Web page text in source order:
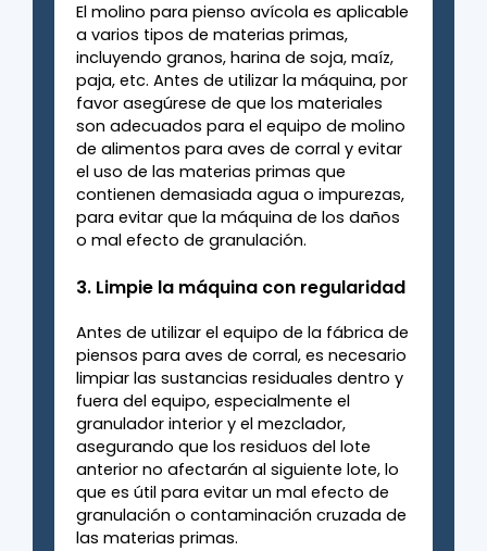
El molino para pienso avícola es aplicable
a varios tipos de materias primas,
incluyendo granos, harina de soja, maíz,
paja, etc. Antes de utilizar la máquina, por
favor asegúrese de que los materiales
son adecuados para el equipo de molino
de alimentos para aves de corral y evitar
el uso de las materias primas que
contienen demasiada agua o impurezas,
para evitar que la máquina de los daños
o mal efecto de granulación.
3. Limpie la máquina con regularidad
Antes de utilizar el equipo de la fábrica de
piensos para aves de corral, es necesario
limpiar las sustancias residuales dentro y
fuera del equipo, especialmente el
granulador interior y el mezclador,
asegurando que los residuos del lote
anterior no afectarán al siguiente lote, lo
que es útil para evitar un mal efecto de
granulación o contaminación cruzada de
las materias primas.